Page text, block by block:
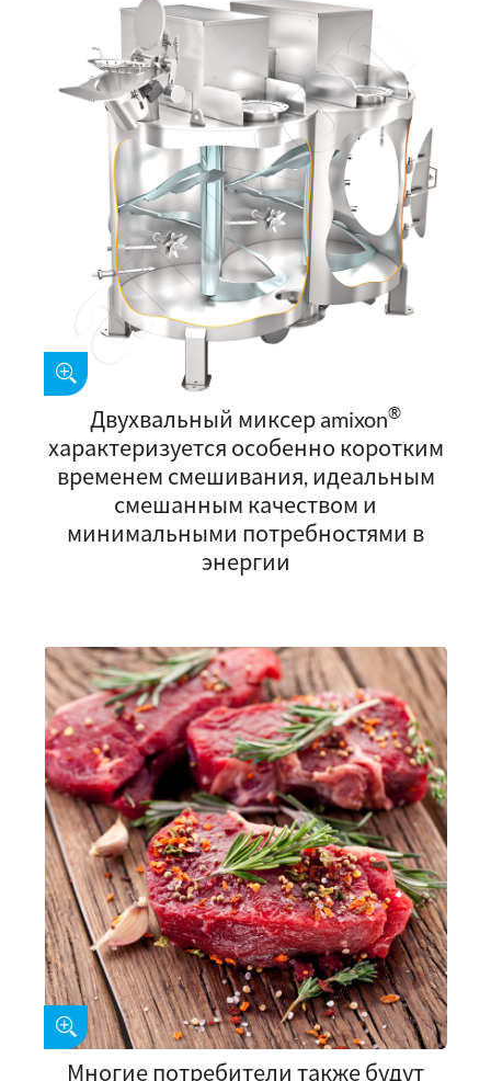
Двухвальный миксер amixon®
характеризуется особенно коротким
временем смешивания, идеальным
смешанным качеством и
минимальными потребностями в
энергии
Многие потребители также будут